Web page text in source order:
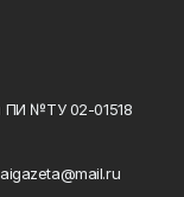
ПИ №ТУ 02-01518